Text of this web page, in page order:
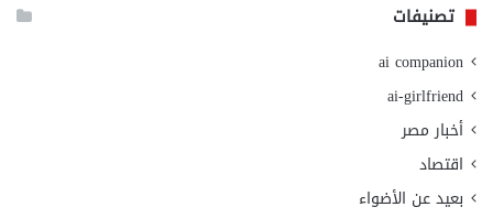
تصنيفات
ai companion
ai-girlfriend
أخبار مصر
اقتصاد
بعيد عن الأضواء